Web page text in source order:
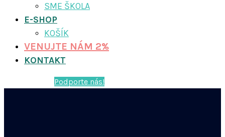
SME ŠKOLA
E-SHOP
KOŠÍK
VENUJTE NÁM 2%
KONTAKT
Podporte nás!